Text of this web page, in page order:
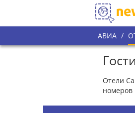
АВИА /
Отели
номеров